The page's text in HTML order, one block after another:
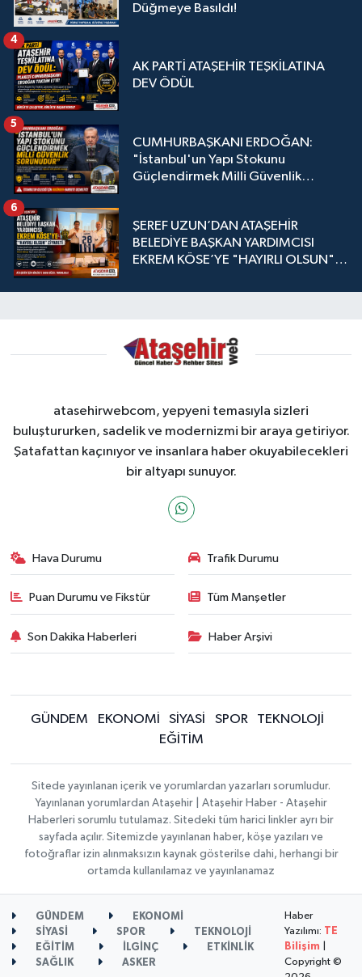
Düğmeye Basıldı!
AK PARTİ ATAŞEHİR TEŞKİLATINA
DEV ÖDÜL
4
CUMHURBAŞKANI ERDOĞAN:
"İstanbul'un Yapı Stokunu
Güçlendirmek Milli Güvenlik
5
ŞEREF UZUN’DAN ATAŞEHİR
BELEDİYE BAŞKAN YARDIMCISI
EKREM KÖSE’YE "HAYIRLI OLSUN"
6
atasehirwebcom, yepyeni temasıyla sizleri
buluştururken, sadelik ve modernizmi bir araya getiriyor.
Şatafattan kaçınıyor ve insanlara haber okuyabilecekleri
bir altyapı sunuyor.
Hava Durumu Trafik Durumu
Puan Durumu ve Fikstür Tüm Manşetler
Son Dakika Haberleri Haber Arşivi
GÜNDEM EKONOMİ SİYASİ SPOR
TEKNOLOJİ
EĞİTİM
Sitede yayınlanan içerik ve yorumlardan yazarları sorumludur.
Yayınlanan yorumlardan Ataşehir | Ataşehir Haber - Ataşehir
Haberleri sorumlu tutulamaz. Sitedeki tüm harici linkler ayrı bir
sayfada açılır. Sitemizde yayınlanan haber, köşe yazıları ve
fotoğraflar izin alınmaksızın kaynak gösterilse dahi, herhangi bir
ortamda kullanılamaz ve yayınlanamaz
GÜNDEM
EKONOMİ
SİYASİ
SPOR
TEKNOLOJİ
EĞİTİM
İLGİNÇ
ETKİNLİK
SAĞLIK
ASKER
Haber
Yazılımı:
TE
Bilişim
Copyright ©